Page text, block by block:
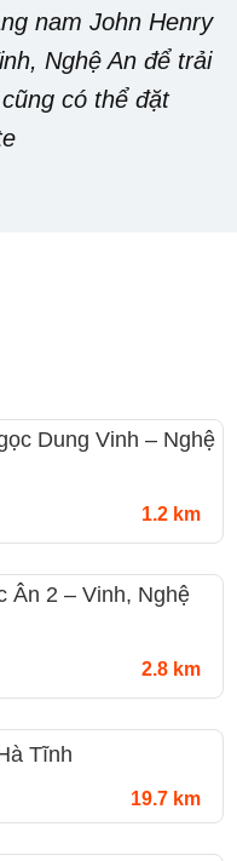
nam John Henry
Nghệ An để trải
có thể đặt
Dung Vinh – Nghệ
1.2 km
Ân 2 – Vinh, Nghệ
2.8 km
Tĩnh
19.7 km